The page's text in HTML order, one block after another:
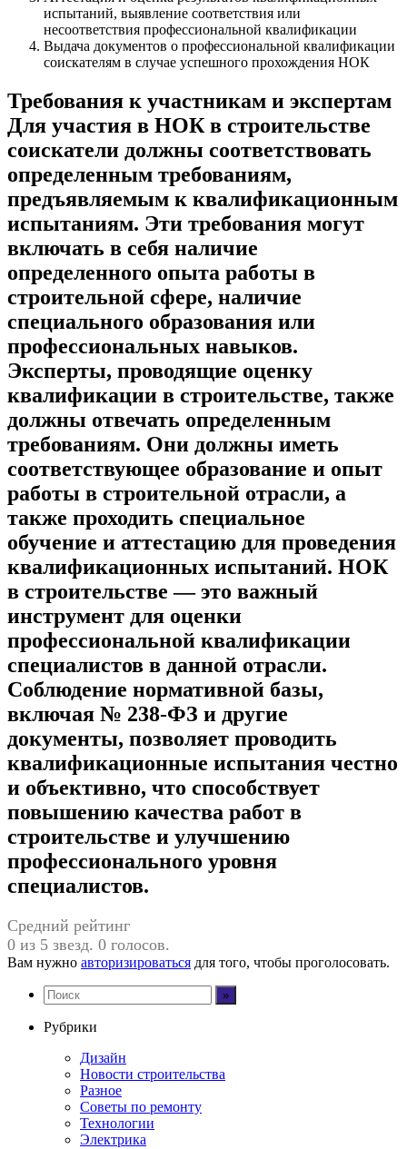
испытаний, выявление соответствия или
несоответствия профессиональной квалификации
Выдача документов о профессиональной квалификации
соискателям в случае успешного прохождения НОК
Требования к участникам и экспертам
Для участия в НОК в строительстве
соискатели должны соответствовать
определенным требованиям,
предъявляемым к квалификационным
испытаниям. Эти требования могут
включать в себя наличие
определенного опыта работы в
строительной сфере, наличие
специального образования или
профессиональных навыков.
Эксперты, проводящие оценку
квалификации в строительстве, также
должны отвечать определенным
требованиям. Они должны иметь
соответствующее образование и опыт
работы в строительной отрасли, а
также проходить специальное
обучение и аттестацию для проведения
квалификационных испытаний. НОК
в строительстве — это важный
инструмент для оценки
профессиональной квалификации
специалистов в данной отрасли.
Соблюдение нормативной базы,
включая № 238-ФЗ и другие
документы, позволяет проводить
квалификационные испытания честно
и объективно, что способствует
повышению качества работ в
строительстве и улучшению
профессионального уровня
специалистов.
Средний рейтинг
0 из 5 звезд. 0 голосов.
Вам нужно авторизироваться для того, чтобы проголосовать.
Рубрики
Дизайн
Новости строительства
Разное
Советы по ремонту
Технологии
Электрика